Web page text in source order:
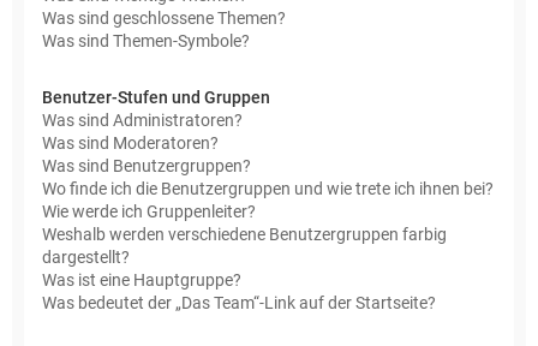
Was sind geschlossene Themen?
Was sind Themen-Symbole?
Benutzer-Stufen und Gruppen
Was sind Administratoren?
Was sind Moderatoren?
Was sind Benutzergruppen?
Wo finde ich die Benutzergruppen und wie trete ich ihnen bei?
Wie werde ich Gruppenleiter?
Weshalb werden verschiedene Benutzergruppen farbig
dargestellt?
Was ist eine Hauptgruppe?
Was bedeutet der „Das Team“-Link auf der Startseite?